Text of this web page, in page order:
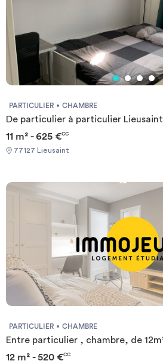
PARTICULIER CHAMBRE
De particulier à particulier
11 m² - 625 €CC
77127 Lieusaint
PARTICULIER CHAMBRE
Entre particulier , chambre, de
12 m² - 520 €CC